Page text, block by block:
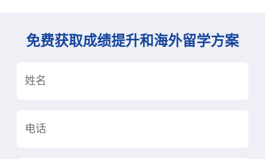
免费获取成绩提升和海外留学方案